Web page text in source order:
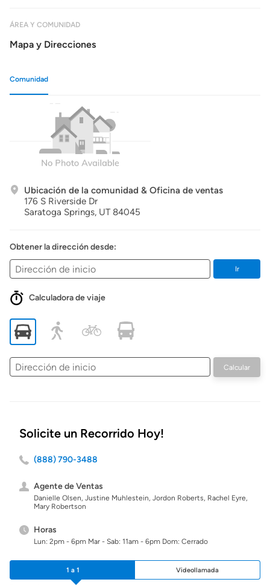
ÁREA Y COMUNIDAD
Mapa y Direcciones
Comunidad
Ubicación de la comunidad & Oficina de ventas
176 S Riverside Dr
Saratoga Springs, UT 84045
Obtener la dirección desde:
Ir
Calculadora de viaje
Dirección
de
Calcular
Solicite un Recorrido Hoy!
(888) 790-3488
Agente de Ventas
Danielle Olsen, Justine Muhlestein, Jordon Roberts, Rachel Eyre,
Mary Robertson
Horas
Lun: 2pm - 6pm Mar - Sab: 11am - 6pm Dom: Cerrado
1 a 1 Videollamada